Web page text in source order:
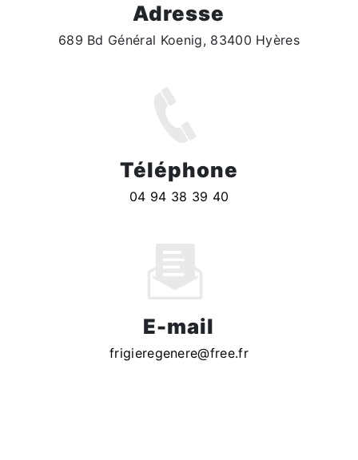
Adresse
689 Bd Général Koenig, 83400 Hyères
Téléphone
04 94 38 39 40
E-mail
frigieregenere@free.fr